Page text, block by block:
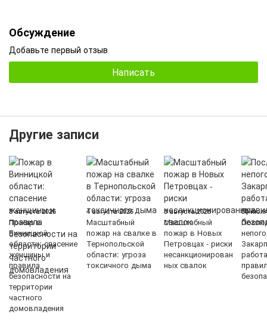
Обсуждение
Добавьте первый отзыв
Написать
Другие записи
5 августа 2026
Пожар в
Винницкой
области: спасение
женщины и
правила
безопасности на
территории
частного
домовладения
4 августа 2026
Масштабный
пожар на свалке в
Тернопольской
области: угроза
токсичного дыма
3 августа 2026
Масштабный
пожар в Новых
Петровцах - риски
несанкционирован
ных свалок
30